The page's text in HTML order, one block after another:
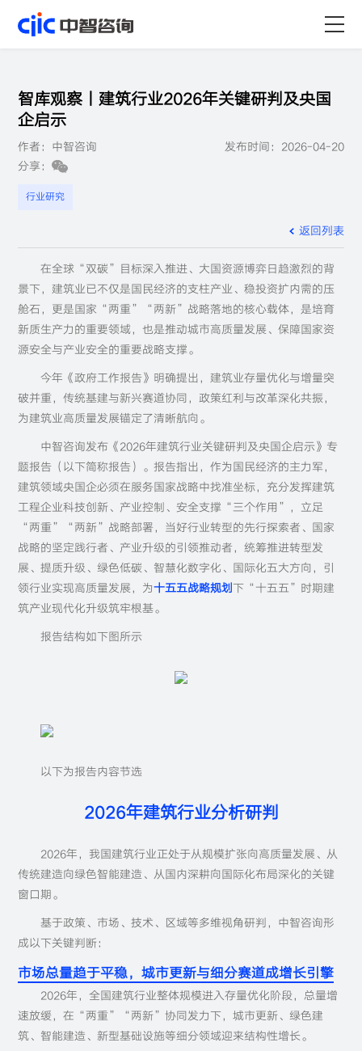
服务
行业
资源
职业
智库观察丨建筑行业2026年关键研判及央国
企启示
作者：中智咨询
发布时间：2026-04-20
分享：
行业研究
返回列表
在全球“双碳”目标深入推进、大国资源博弈日趋激烈的背
景下，建筑业已不仅是国民经济的支柱产业、稳投资扩内需的压
舱石，更是国家“两重”“两新”战略落地的核心载体，是培育
新质生产力的重要领域，也是推动城市高质量发展、保障国家资
源安全与产业安全的重要战略支撑。
今年《政府工作报告》明确提出，建筑业存量优化与增量突
破并重，传统基建与新兴赛道协同，政策红利与改革深化共振，
为建筑业高质量发展锚定了清晰航向。
中智咨询发布《2026年建筑行业关键研判及央国企启示》专
题报告（以下简称报告）。报告指出，作为国民经济的主力军，
建筑领域央国企必须在服务国家战略中找准坐标，充分发挥建筑
工程企业科技创新、产业控制、安全支撑“三个作用”，立足
“两重”“两新”战略部署，当好行业转型的先行探索者、国家
战略的坚定践行者、产业升级的引领推动者，统筹推进转型发
展、提质升级、绿色低碳、智慧化数字化、国际化五大方向，引
领行业实现高质量发展，为十五五战略规划下“十五五”时期建
筑产业现代化升级筑牢根基。
报告结构如下图所示
以下为报告内容节选
2026年建筑行业分析研判
2026年，我国建筑行业正处于从规模扩张向高质量发展、从
传统建造向绿色智能建造、从国内深耕向国际化布局深化的关键
窗口期。
基于政策、市场、技术、区域等多维视角研判，中智咨询形
成以下关键判断：
市场总量趋于平稳，城市更新与细分赛道成增长引擎
2026年，全国建筑行业整体规模进入存量优化阶段，总量增
速放缓，在“两重”“两新”协同发力下，城市更新、绿色建
筑、智能建造、新型基础设施等细分领域迎来结构性增长。